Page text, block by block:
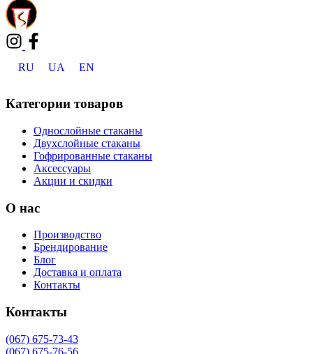
RU UA EN
Категории товаров
Однослойные стаканы
Двухслойные стаканы
Гофрированные стаканы
Аксессуары
Акции и скидки
О нас
Производство
Брендирование
Блог
Доставка и оплата
Контакты
Контакты
(067) 675-73-43
(067) 675-76-56